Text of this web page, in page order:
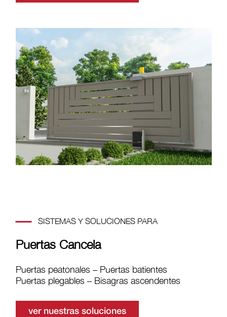
SISTEMAS Y SOLUCIONES PARA
Puertas Cancela
Puertas peatonales – Puertas batientes
Puertas plegables – Bisagras ascendentes
ver nuestras soluciones